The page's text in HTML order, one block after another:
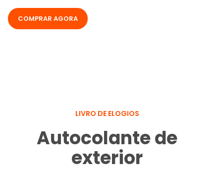
COMPRAR AGORA
LIVRO DE ELOGIOS
Autocolante de
exterior